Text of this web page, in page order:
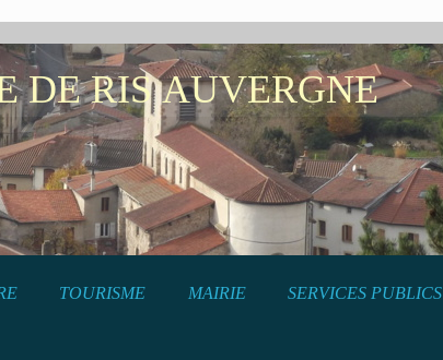
RIS AUVERGNE
TOURISME MAIRIE SERVICES PUBLICS